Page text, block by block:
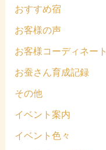
おすすめ宿
お客様の声
お客様コーディネート
お蚕さん育成記録
その他
イベント案内
イベント色々